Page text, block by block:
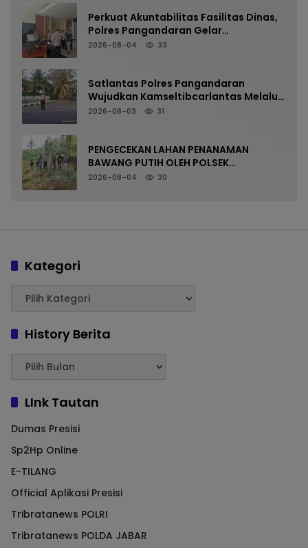
Perkuat Akuntabilitas Fasilitas Dinas,
Polres Pangandaran Gelar
Pemeriksaan Senpi Berkala
2026-08-04 33
Satlantas Polres Pangandaran
Wujudkan Kamseltibcarlantas Melalui
Pelayanan Arus Pagi
2026-08-03 31
PENGECEKAN LAHAN PENANAMAN
BAWANG PUTIH OLEH POLSEK
LANGKAPLANCAR DUKUNG PROGRAM
2026-08-04 30
Kategori
History Berita
LInk Tautan
Dumas Presisi
Sp2Hp Online
E-TILANG
Official Aplikasi Presisi
Tribratanews POLRI
Tribratanews POLDA JABAR